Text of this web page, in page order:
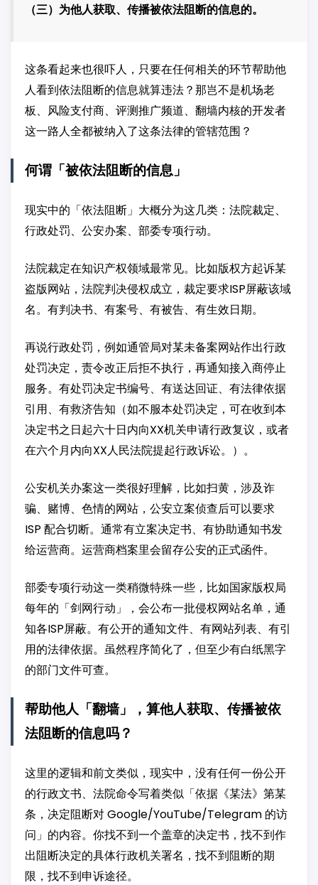
（三）为他人获取、传播被依法阻断的信息的。
这条看起来也很吓人，只要在任何相关的环节帮助他
人看到依法阻断的信息就算违法？那岂不是机场老
板、风险支付商、评测推广频道、翻墙内核的开发者
这一路人全都被纳入了这条法律的管辖范围？
何谓「被依法阻断的信息」
现实中的「依法阻断」大概分为这几类：法院裁定、
行政处罚、公安办案、部委专项行动。
法院裁定在知识产权领域最常见。比如版权方起诉某
盗版网站，法院判决侵权成立，裁定要求ISP屏蔽该域
名。有判决书、有案号、有被告、有生效日期。
再说行政处罚，例如通管局对某未备案网站作出行政
处罚决定，责令改正后拒不执行，再通知接入商停止
服务。有处罚决定书编号、有送达回证、有法律依据
引用、有救济告知（如不服本处罚决定，可在收到本
决定书之日起六十日内向XX机关申请行政复议，或者
在六个月内向XX人民法院提起行政诉讼。）。
公安机关办案这一类很好理解，比如扫黄，涉及诈
骗、赌博、色情的网站，公安立案侦查后可以要求
ISP 配合切断。通常有立案决定书、有协助通知书发
给运营商。运营商档案里会留存公安的正式函件。
部委专项行动这一类稍微特殊一些，比如国家版权局
每年的「剑网行动」，会公布一批侵权网站名单，通
知各ISP屏蔽。有公开的通知文件、有网站列表、有引
用的法律依据。虽然程序简化了，但至少有白纸黑字
的部门文件可查。
帮助他人「翻墙」，算他人获取、传播被依
法阻断的信息吗？
这里的逻辑和前文类似，现实中，没有任何一份公开
的行政文书、法院命令写着类似「依据《某法》第某
条，决定阻断对 Google/YouTube/Telegram 的访
问」的内容。你找不到一个盖章的决定书，找不到作
出阻断决定的具体行政机关署名，找不到阻断的期
限，找不到申诉途径。